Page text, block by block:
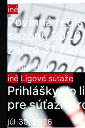
iné
Povinná
sezónu
zajtra
júl 30, 2026
iné Ligové súťaže
Prihlášky do
pre súťažný
júl 30, 2026